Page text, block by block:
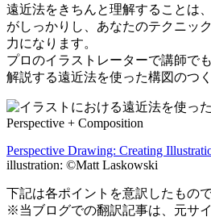
遠近法をきちんと理解することは
がしっかりし、あなたのテクニッ
力になります。
プロのイラストレーターで講師で
解説する遠近法を使った構図のつ
Perspective Drawing: Creating
illustration: ©Matt Laskowski
下記は各ポイントを意訳したもので
※当ブログでの翻訳記事は、元サ